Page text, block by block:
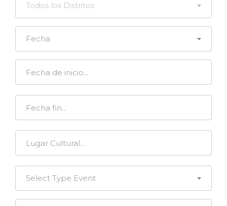
Todos los Distritos
Fecha
Select Type Event